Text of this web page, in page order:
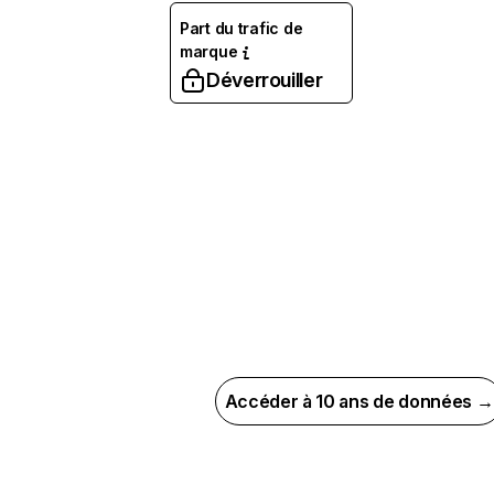
Part du trafic de
marque
Déverrouiller
Accéder à 10 ans de données →